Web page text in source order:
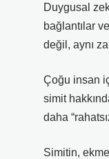
Duygusal
bağlantılar
değil, aynı
Çoğu insan
simit
daha
Simitin,